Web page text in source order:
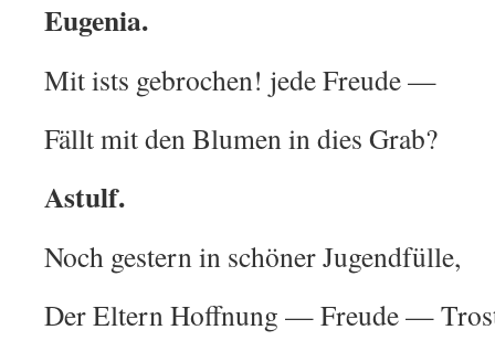
Eugenia.
Mit ists gebrochen! jede Freude —
Fällt mit den Blumen in dies Grab?
Astulf.
Noch gestern in schöner Jugendfülle,
Der Eltern Hoffnung — Freude —